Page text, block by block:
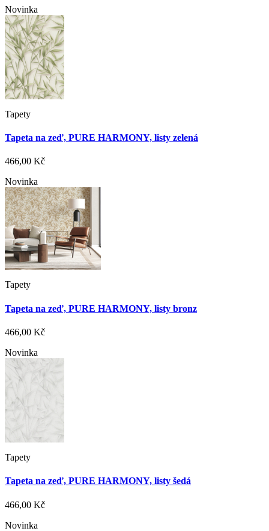
Novinka
Tapety
Tapeta na zeď, PURE HARMONY, listy zelená
466,00 Kč
Novinka
Tapety
Tapeta na zeď, PURE HARMONY, listy bronz
466,00 Kč
Novinka
Tapety
Tapeta na zeď, PURE HARMONY, listy šedá
466,00 Kč
Novinka